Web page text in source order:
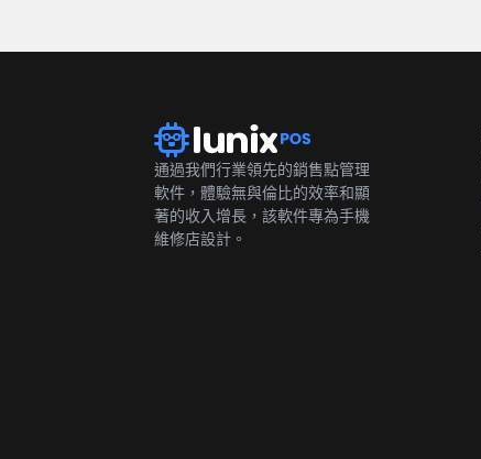
通過我們行業領先的銷售點管理
軟件，體驗無與倫比的效率和顯
著的收入增長，該軟件專為手機
維修店設計。